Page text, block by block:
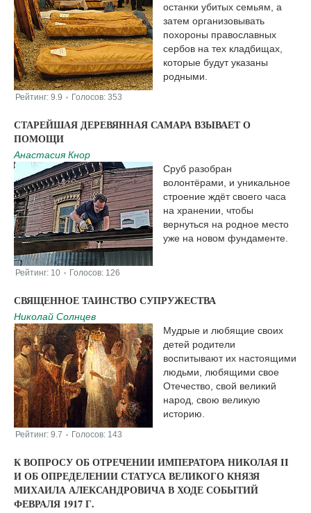
Рейтинг: 9.9 Голосов: 353
останки убитых семьям, а
затем организовывать
похороны православных
сербов на тех кладбищах,
которые будут указаны
родными.
СТАРЕЙШАЯ ДЕРЕВЯННАЯ САМАРА ВЗЫВАЕТ О
ПОМОЩИ
Анастасия Кнор
Рейтинг: 10 | Голосов: 126
Сруб разобран
волонтёрами, и уникальное
строение ждёт своего часа
на хранении, чтобы
вернуться на родное место
уже на новом фундаменте.
СВЯЩЕННОЕ ТАИНСТВО СУПРУЖЕСТВА
Николай Солнцев
Рейтинг: 9.7 | Голосов: 143
Мудрые и любящие своих
детей родители
воспитывают их настоящими
людьми, любящими свое
Отечество, свой великий
народ, свою великую
историю.
К ВОПРОСУ ОБ ОТРЕЧЕНИИ ИМПЕРАТОРА НИКОЛАЯ II
И ОБ ОПРЕДЕЛЕНИИ СТАТУСА ВЕЛИКОГО КНЯЗЯ
МИХАИЛА АЛЕКСАНДРОВИЧА В ХОДЕ СОБЫТИЙ
ФЕВРАЛЯ 1917 Г.